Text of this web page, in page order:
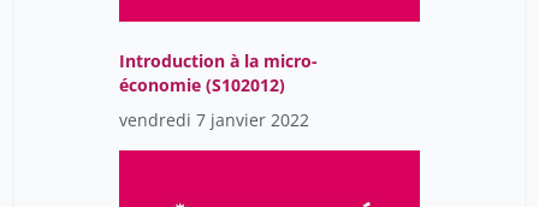
Introduction à la micro-
économie (S102012)
vendredi 7 janvier 2022